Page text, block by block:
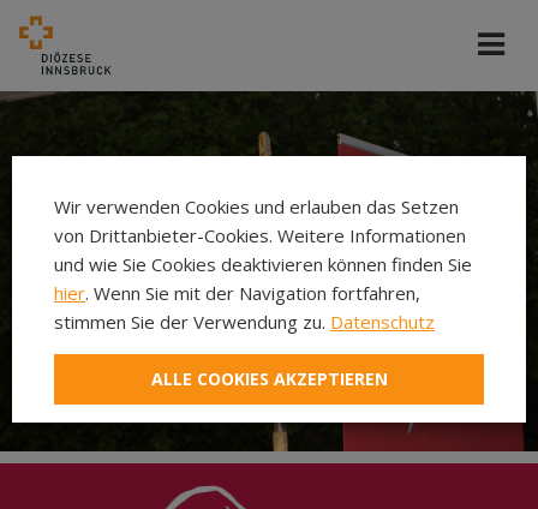
Wir verwenden Cookies und erlauben das Setzen
von Drittanbieter-Cookies. Weitere Informationen
und wie Sie Cookies deaktivieren können finden Sie
hier. Wenn Sie mit der Navigation fortfahren,
stimmen Sie der Verwendung zu. Datenschutz
ALLE COOKIES AKZEPTIEREN